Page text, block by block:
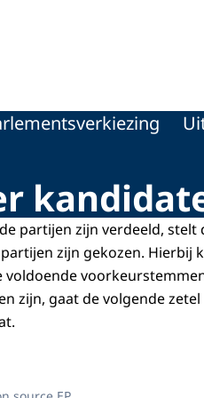
partijen zijn verdeeld, stelt
zijn gekozen. Hierbij
zijn, gaat de volgende